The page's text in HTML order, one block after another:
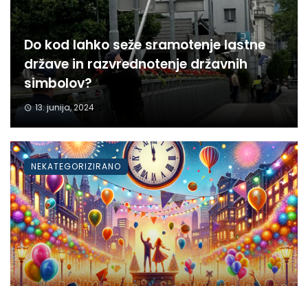
Do kod lahko seže sramotenje lastne
države in razvrednotenje državnih
simbolov?
13. junija, 2024
NEKATEGORIZIRANO